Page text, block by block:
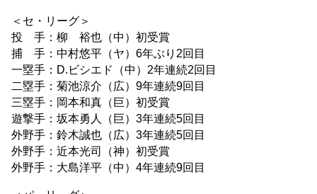
＜セ・リーグ＞
投 手：柳 裕也（中）初受賞
捕 手：中村悠平（ヤ）6年ぶり2回目
一塁手：D.ビシエド（中）2年連続2回目
二塁手：菊池涼介（広）9年連続9回目
三塁手：岡本和真（巨）初受賞
遊撃手：坂本勇人（巨）3年連続5回目
外野手：鈴木誠也（広）3年連続5回目
外野手：近本光司（神）初受賞
外野手：大島洋平（中）4年連続9回目